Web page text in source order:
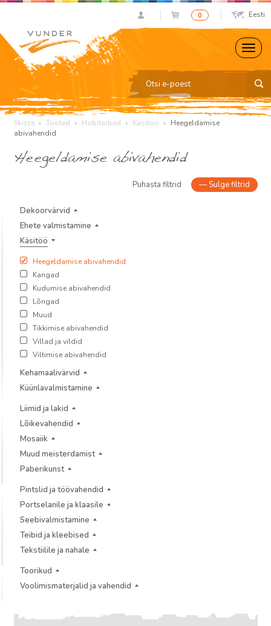
0 Eesti
Skizze Tooted Hobitarbed Käsitöö
Heegeldamise
abivahendid
Heegeldamise abivahendid
Puhasta filtrid — Sulge filtrid
Dekoorvärvid
Ehete valmistamine
Käsitöö
Heegeldamise abivahendid
Kangad
Kudumise abivahendid
Lõngad
Muud
Tikkimise abivahendid
Villad ja vildid
Viltimise abivahendid
Kehamaalivärvid
Küünlavalmistamine
Liimid ja lakid
Lõikevahendid
Mosaiik
Muud meisterdamist
Paberikunst
Pintslid ja töövahendid
Portselanile ja klaasile
Seebivalmistamine
Teibid ja kleebised
Tekstiilile ja nahale
Toorikud
Voolimismaterjalid ja vahendid